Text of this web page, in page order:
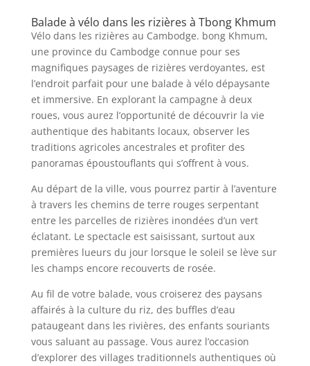
Balade à vélo dans les rizières à Tbong Khmum
Vélo dans les rizières au Cambodge. bong Khmum,
une province du Cambodge connue pour ses
magnifiques paysages de rizières verdoyantes, est
l’endroit parfait pour une balade à vélo dépaysante
et immersive. En explorant la campagne à deux
roues, vous aurez l’opportunité de découvrir la vie
authentique des habitants locaux, observer les
traditions agricoles ancestrales et profiter des
panoramas époustouflants qui s’offrent à vous.
Au départ de la ville, vous pourrez partir à l’aventure
à travers les chemins de terre rouges serpentant
entre les parcelles de rizières inondées d’un vert
éclatant. Le spectacle est saisissant, surtout aux
premières lueurs du jour lorsque le soleil se lève sur
les champs encore recouverts de rosée.
Au fil de votre balade, vous croiserez des paysans
affairés à la culture du riz, des buffles d’eau
pataugeant dans les rivières, des enfants souriants
vous saluant au passage. Vous aurez l’occasion
d’explorer des villages traditionnels authentiques où